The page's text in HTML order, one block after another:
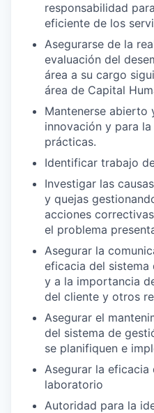
responsabilidad
eficiente de los
Asegurarse de la
evaluación del
área a su cargo
área de Capital
Mantenerse abierto
innovación y para
prácticas.
Identificar trabajo
Investigar las
y quejas
acciones
el problema
Asegurar la
eficacia del
y a la importancia
del cliente y otros
Asegurar el
del sistema de
se planifiquen e
Asegurar la
laboratorio
Autoridad para la